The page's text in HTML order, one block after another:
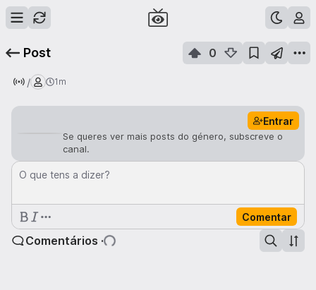
Post 0
/ 1m
Entrar
Se queres ver mais posts do género, subscreve o
canal.
O que tens a dizer?
Comentar
Comentários ·